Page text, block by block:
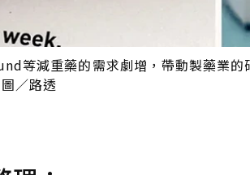
等減重藥的需求劇增，帶動製藥業
／路透